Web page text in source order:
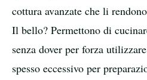
cottura avanzate che li
Il bello? Permettono di
senza dover per forza
spesso eccessivo per